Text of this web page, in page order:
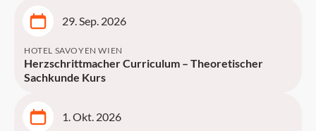
29. Sep. 2026
HOTEL SAVOYEN WIEN
Herzschrittmacher Curriculum – Theoretischer
Sachkunde Kurs
1. Okt. 2026